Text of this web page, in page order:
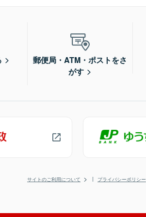
郵便局・ATM・ポストをさ
がす
サイトのご利用について プライバシーポリシー